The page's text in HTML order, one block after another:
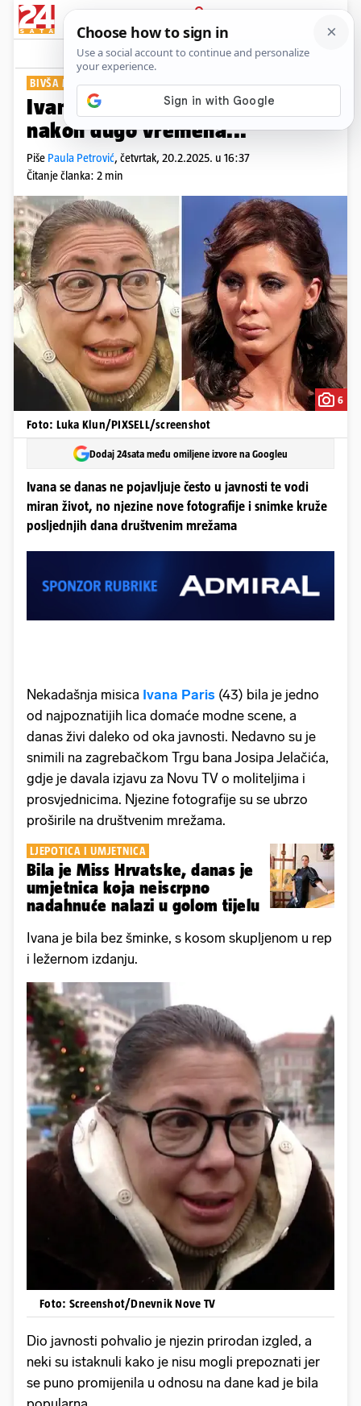
PRIJAVA
Show Komentari
BIVŠA MISS HRVATSKE
Ivanu Paris snimili u javnosti
nakon dugo vremena...
Piše Paula Petrović, četvrtak, 20.2.2025. u 16:37
Čitanje članka: 2 min
6
Foto: Luka Klun/PIXSELL/screenshot
Dodaj 24sata među omiljene izvore na Googleu
Ivana se danas ne pojavljuje često u javnosti te vodi
miran život, no njezine nove fotografije i snimke kruže
posljednjih dana društvenim mrežama
Nekadašnja misica Ivana Paris (43) bila je jedno
od najpoznatijih lica domaće modne scene, a
danas živi daleko od oka javnosti. Nedavno su je
snimili na zagrebačkom Trgu bana Josipa Jelačića,
gdje je davala izjavu za Novu TV o moliteljima i
prosvjednicima. Njezine fotografije su se ubrzo
proširile na društvenim mrežama.
LJEPOTICA I UMJETNICA
Bila je Miss Hrvatske, danas je
umjetnica koja neiscrpno
nadahnuće nalazi u golom tijelu
Ivana je bila bez šminke, s kosom skupljenom u rep
i ležernom izdanju.
Foto: Screenshot/Dnevnik Nove TV
Dio javnosti pohvalio je njezin prirodan izgled, a
neki su istaknuli kako je nisu mogli prepoznati jer
se puno promijenila u odnosu na dane kad je bila